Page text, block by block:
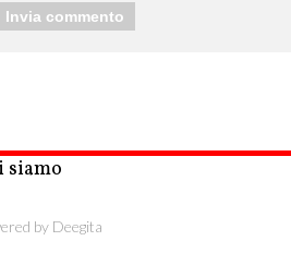
siamo
by Deegita